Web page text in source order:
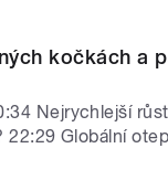
kočkách a
Nejrychlejší
Globální